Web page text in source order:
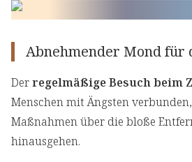
Abnehmender Mond für
Derregelmäßige Besuch beim
Menschen mit Ängsten
Maßnahmen über die bloße
hinausgehen.